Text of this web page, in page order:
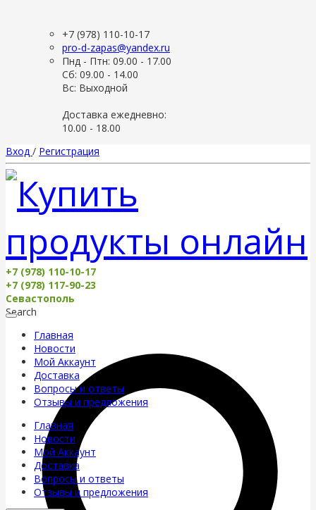
+7 (978) 110-10-17
pro-d-zapas@yandex.ru
Пнд - Птн: 09.00 - 17.00
Сб: 09.00 - 14.00
Вс: Выходной
Доставка ежедневно:
10.00 - 18.00
Вход / Регистрация
+7 (978) 110-10-17
+7 (978) 117-90-23
Севастополь
Search
Главная
Новости
Мой Аккаунт
Доставка
Вопросы и ответы
Отзывы и предложения
Главная
Новости
Мой Аккаунт
Доставка
Вопросы и ответы
Отзывы и предложения